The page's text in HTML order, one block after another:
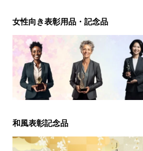
女性向き表彰用品・記念品
和風表彰記念品